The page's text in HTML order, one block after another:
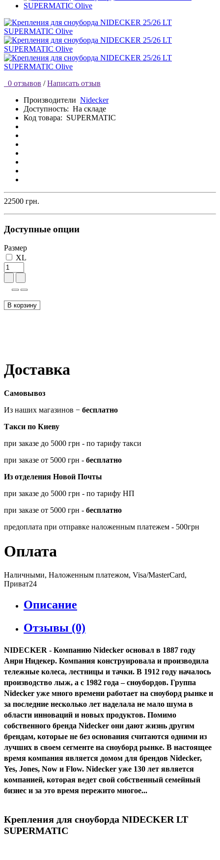
0 отзывов / Написать отзыв
Производители Nidecker
Доступность: На складе
Код товара: SUPERMATIC
22500 грн.
Доступные опции
Размер
XL
В корзину
Доставка
Самовывоз
Из наших магазинов − бесплатно
Такси по Киеву
при заказе до 5000 грн - по тарифу такси
при заказе от 5000 грн - бесплатно
Из отделения Новой Почты
при заказе до 5000 грн - по тарифу НП
при заказе от 5000 грн - бесплатно
предоплата при отправке наложенным платежем - 500грн
Оплата
Наличными, Наложенным платежом, Visa/MasterCard,
Приват24
Описание
Отзывы (0)
NIDECKER - Компанию Nidecker основал в 1887 году
Анри Нидекер. Компания конструировала и производила
тележные колеса, лестницы и тачки. В 1912 году началось
производство лыж, а с 1982 года – сноубордов. Группа
Nidecker уже много времени работает на сноуборд рынке и
за последние несколько лет наделала не мало шума в
области инноваций и новых продуктов. Помимо
собственного бренда Nidecker они дают жизнь другим
брендам, которые не без основания считаются одними из
лучших в своем сегменте на сноуборд рынке. В настоящее
время компания является домом для брендов Nidecker,
Yes, Jones, Now и Flow. Nidecker уже 130 лет является
компанией, которая ведет свой собственный семейный
бизнес и за это время пережито многое...
Крепления для сноуборда NIDECKER LT
SUPERMATIC